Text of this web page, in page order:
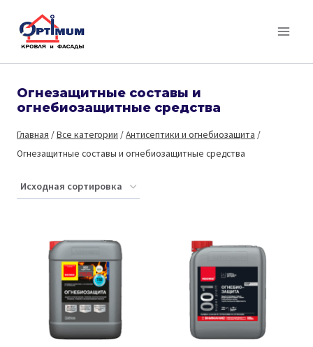
Перейти
Огнезащитные составы и
огнебиозащитные средства
Главная /Все категории /Антисептики и огнебиозащита /
Огнезащитные составы и огнебиозащитные средства